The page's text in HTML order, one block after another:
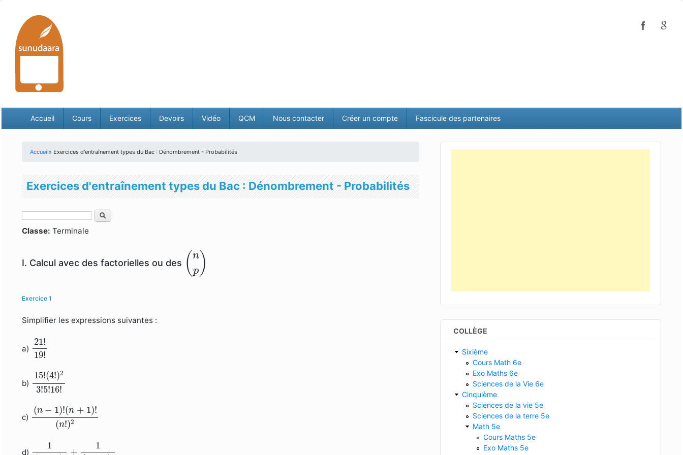
Accueil Cours Exercices Devoirs Vidéo QCM Nous contacter Créer un compte Fascicule des partenaires
Accueil» Exercices d'entraînement types du Bac : Dénombrement - Probabilités
Exercices d'entraînement types du Bac : Dénombrement - Probabilités
Formulaire de recherche
Rechercher
Classe:Terminale
I. Calcul avec des factorielles ou des (n
p )
n p)
Exercice 1
Simplifier les expressions suivantes :
a)
21!
19!
21!19
b)
15!(4!)2
3!5!16!
15!(4!)2
c)
(n − 1)!(n + 1)!
(n!)2
(n !(n+ )! n!)
d)
1
+
1
+ )!
COLLÈGE
Sixième
Cours Math 6e
Exo Maths 6e
Sciences de la Vie 6e
Cinquième
Sciences de la vie 5e
Sciences de la terre 5e
Math 5e
Cours Maths 5e
Exo Maths 5e